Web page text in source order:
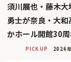
須川展也・藤木大
勇士が奈良・大和
かホール開館30周
PICK UP 2026